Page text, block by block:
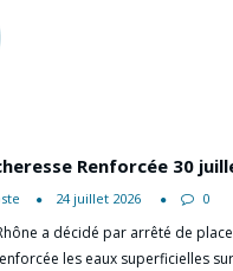
Renforcée 30
24 juillet 2026 0
a décidé par arrêté de
les eaux superficielles